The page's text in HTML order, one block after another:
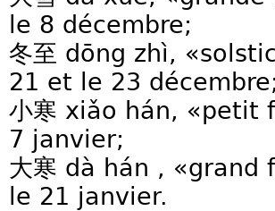
le 8 décembre;
冬至 dōng zhì,
21 et le 23 décembre;
小寒 xiǎo hán, «petit
7 janvier;
大寒 dà hán ,
le 21 janvier.